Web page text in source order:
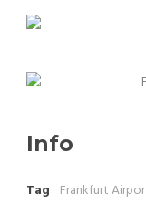
Info
Tag Frankfurt